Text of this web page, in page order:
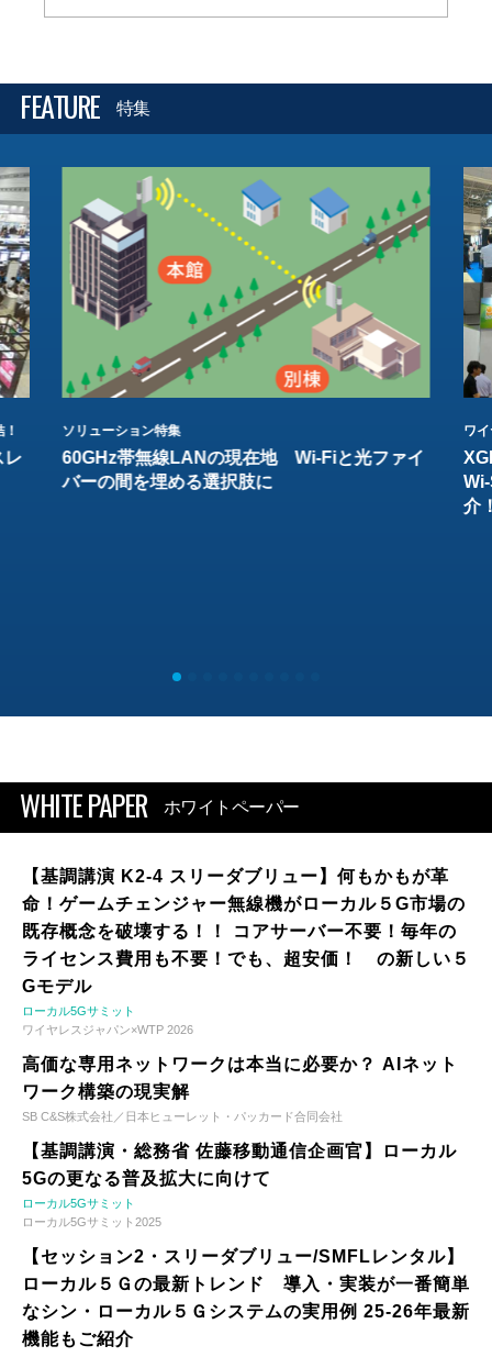
FEATURE 特集
レ
ソリューション特集
60GHz帯無線LANの現在地 Wi-Fiと光ファイ
バーの間を埋める選択肢に
ワ
介
WHITE PAPER ホワイトペーパー
【基調講演 K2-4 スリーダブリュー】何もかもが革
命！ゲームチェンジャー無線機がローカル５G市場の
既存概念を破壊する！！ コアサーバー不要！毎年の
ライセンス費用も不要！でも、超安価！ の新しい５
Gモデル
ローカル5Gサミット
ワイヤレスジャパン×WTP 2026
高価な専用ネットワークは本当に必要か？ AIネット
ワーク構築の現実解
SB C&S株式会社／日本ヒューレット・パッカード合同会社
【基調講演・総務省 佐藤移動通信企画官】ローカル
5Gの更なる普及拡大に向けて
ローカル5Gサミット
ローカル5Gサミット2025
【セッション2・スリーダブリュー/SMFLレンタル】
ローカル５Ｇの最新トレンド 導入・実装が一番簡単
なシン・ローカル５Ｇシステムの実用例 25-26年最新
機能もご紹介